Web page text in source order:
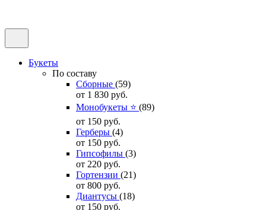
Букеты
По составу
Сборные (59)
от 1 830 руб.
Монобукеты ⭐ (89)
от 150 руб.
Герберы (4)
от 150 руб.
Гипсофилы (3)
от 220 руб.
Гортензии (21)
от 800 руб.
Диантусы (18)
от 150 руб.